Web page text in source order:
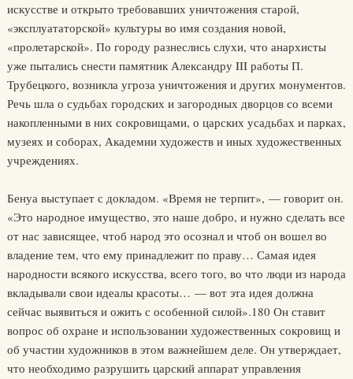
искусстве и открыто требовавших уничтожения старой,
«эксплуататорской» культуры во имя создания новой,
«пролетарской». По городу разнеслись слухи, что анархисты
уже пытались снести памятник Александру III работы П.
Трубецкого, возникла угроза уничтожения и других монументов.
Речь шла о судьбах городских и загородных дворцов со всеми
накопленными в них сокровищами, о царских усадьбах и парках,
музеях и соборах, Академии художеств и иных художественных
учреждениях.
Бенуа выступает с докладом. «Время не терпит», — говорит он.
«Это народное имущество, это наше добро, и нужно сделать все
от нас зависящее, чтоб народ это осознал и чтоб он вошел во
владение тем, что ему принадлежит по праву… Самая идея
народности всякого искусства, всего того, во что люди из народа
вкладывали свои идеалы красоты… — вот эта идея должна
сейчас выявиться и ожить с особенной силой».180 Он ставит
вопрос об охране и использовании художественных сокровищ и
об участии художников в этом важнейшем деле. Он утверждает,
что необходимо разрушить царский аппарат управления